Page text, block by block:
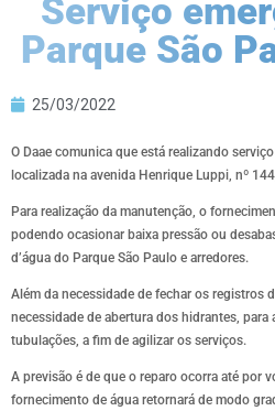
Serviço
Parque São
25/03/2022
O Daae comunica que está realizando
localizada na avenida Henrique Luppi, nº
Para realização da manutenção, o
podendo ocasionar baixa pressão ou
d’água do Parque São Paulo e arredores.
Além da necessidade de fechar os registros
necessidade de abertura dos hidrantes, para
tubulações, a fim de agilizar os serviços.
A previsão é de que o reparo ocorra até por
fornecimento de água retornará de modo